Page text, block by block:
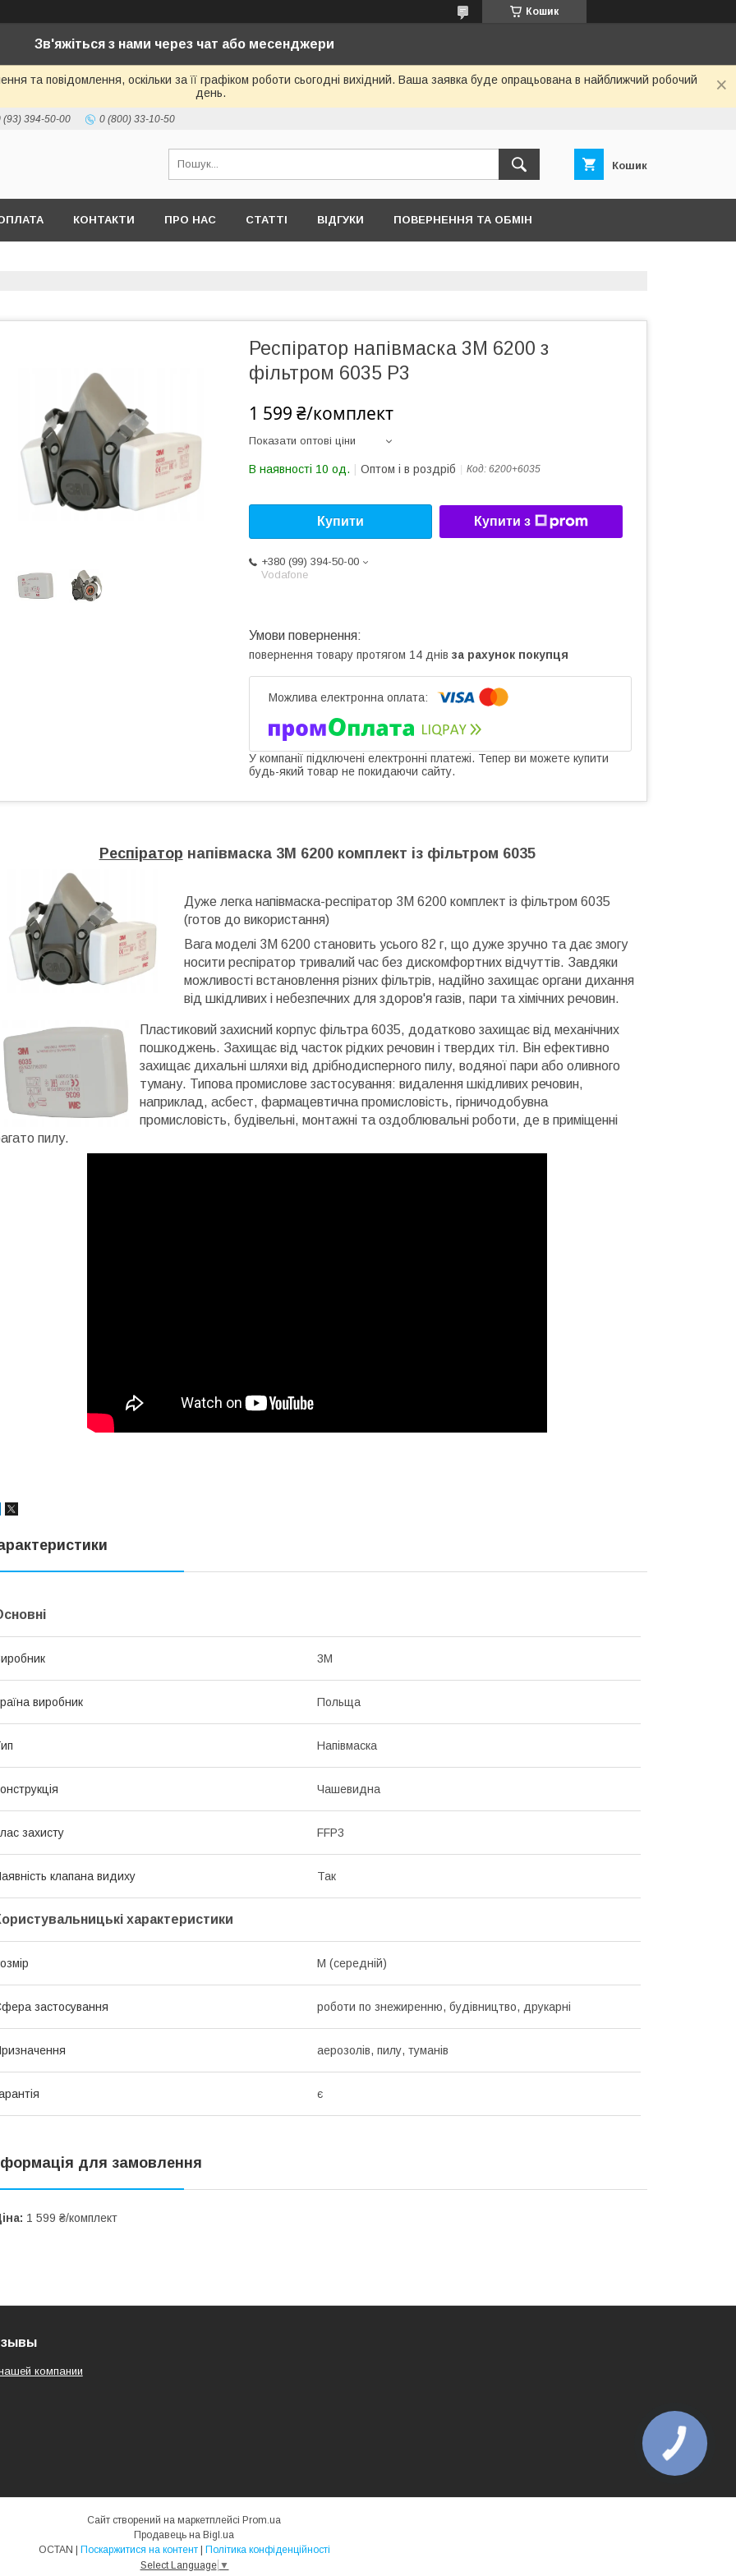
Кошик
Зв'яжіться з нами через чат або месенджери
та повідомлення, оскільки за її графіком роботи сьогодні вихідний. Ваша заявка буде опрацьована в найближчий робочий
день.
(93) 394-50-00 0 (800) 33-10-50
Кошик
КОНТАКТИ ПРО НАС СТАТТІ ВІДГУКИ ПОВЕРНЕННЯ ТА ОБМІН
Респіратор напівмаска 3М 6200 з
фільтром 6035 P3
1 599 ₴/комплект
Показати оптові ціни
В наявності 10 од. Оптом і в роздріб Код: 6200+6035
Купити Купити з
+380 (99) 394-50-00
Vodafone
повернення товару протягом 14 днів за рахунок покупця
У компанії підключені електронні платежі. Тепер ви можете купити
будь-який товар не покидаючи сайту.
Респіратор напівмаска 3М 6200 комплект із фільтром 6035
Дуже легка напівмаска-респіратор 3М 6200 комплект із фільтром 6035
(готов до використання)
Вага моделі 3М 6200 становить усього 82 г, що дуже зручно та дає змогу
носити респіратор тривалий час без дискомфортних відчуттів. Завдяки
можливості встановлення різних фільтрів, надійно захищає органи дихання
від шкідливих і небезпечних для здоров'я газів, пари та хімічних речовин.
Пластиковий захисний корпус фільтра 6035, додатково захищає від механічних
пошкоджень. Захищає від часток рідких речовин і твердих тіл. Він ефективно
захищає дихальні шляхи від дрібнодисперного пилу, водяної пари або оливного
туману. Типова промислове застосування: видалення шкідливих речовин,
наприклад, асбест, фармацевтична промисловість, гірничодобувна
промисловість, будівельні, монтажні та оздоблювальні роботи, де в приміщенні
пилу.
3М
виробник Польща
Напівмаска
Чашевидна
захисту FFP3
клапана видиху Так
характеристики
М (середній)
застосування роботи по знежиренню, будівництво, друкарні
аерозолів, пилу, туманів
є
для замовлення
1 599 ₴/комплект
компании
Сайт створений на маркетплейсі Prom.ua
Продавець на Bigl.ua
Поскаржитися на контент
Політика конфіденційності
Select Language ▼